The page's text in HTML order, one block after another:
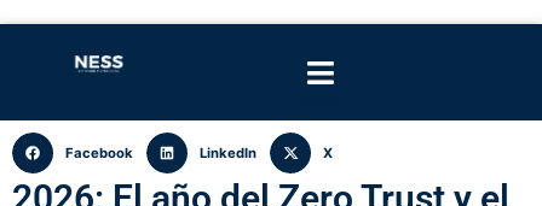
Facebook LinkedIn X